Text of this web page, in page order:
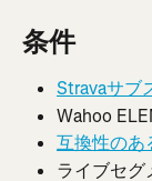
条件
Stravaサブ
Wahoo
互換性のあ
ライブセグ